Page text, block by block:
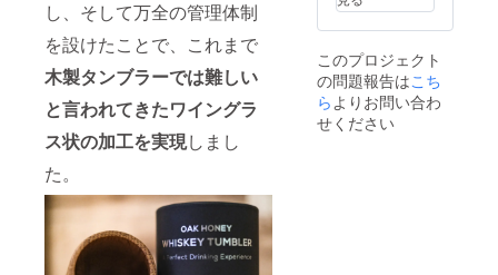
し、そして万全の管理体制
を設けたことで、これまで
木製タンブラーでは難しい
と言われてきたワイングラ
ス状の加工を実現しまし
た。
モルト
内容
量：
700ml
アル
コール
分：
承くだ
さい。
このプロジェクト
の問題報告はこち
ら よりお問い合わ
せください